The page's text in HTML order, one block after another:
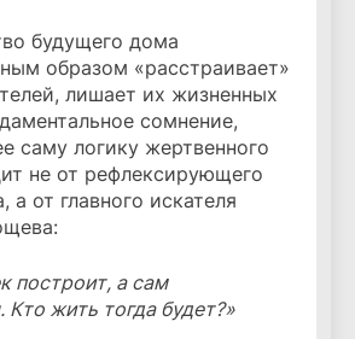
будущего дома
образом «расстраивает»
лишает их жизненных
сомнение,
саму логику жертвенного
не от рефлексирующего
а от главного искателя
построит, а сам
Кто жить тогда будет?»